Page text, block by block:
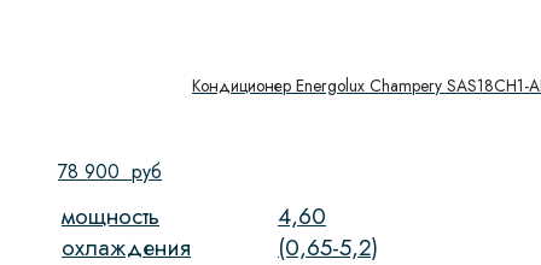
Кондиционер Energolux Champery SAS18CH1-
78 900 руб
мощность
охлаждения
4,60
(0,65-5,2)